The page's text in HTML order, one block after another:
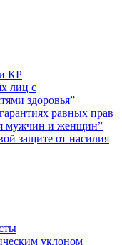
КР
лиц с
здоровья”
равных прав
мужчин и женщин”
защите от насилия
уклоном